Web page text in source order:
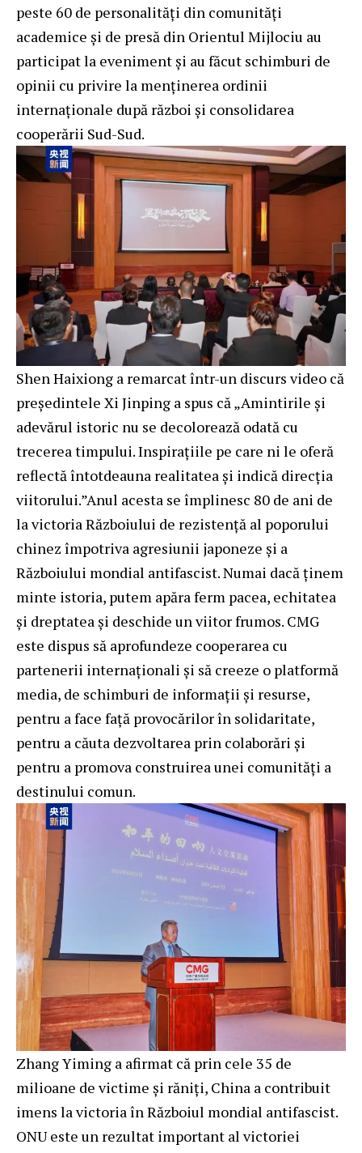
peste 60 de personalități din comunități
academice și de presă din Orientul Mijlociu au
participat la eveniment și au făcut schimburi de
opinii cu privire la menținerea ordinii
internaționale după război și consolidarea
cooperării Sud-Sud.
Shen Haixiong a remarcat într-un discurs video că
președintele Xi Jinping a spus că „Amintirile și
adevărul istoric nu se decolorează odată cu
trecerea timpului. Inspirațiile pe care ni le oferă
reflectă întotdeauna realitatea și indică direcția
viitorului.”Anul acesta se împlinesc 80 de ani de
la victoria Războiului de rezistență al poporului
chinez împotriva agresiunii japoneze și a
Războiului mondial antifascist. Numai dacă ținem
minte istoria, putem apăra ferm pacea, echitatea
și dreptatea și deschide un viitor frumos. CMG
este dispus să aprofundeze cooperarea cu
partenerii internaționali și să creeze o platformă
media, de schimburi de informații și resurse,
pentru a face față provocărilor în solidaritate,
pentru a căuta dezvoltarea prin colaborări și
pentru a promova construirea unei comunități a
destinului comun.
Zhang Yiming a afirmat că prin cele 35 de
milioane de victime și răniți, China a contribuit
imens la victoria în Războiul mondial antifascist.
ONU este un rezultat important al victoriei